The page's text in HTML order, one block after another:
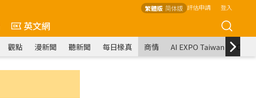
繁體版 简体版 評估申請 登入
英文網
觀點 漫新聞 聽新聞 每日椽真 商情 AI EXPO Taiwan